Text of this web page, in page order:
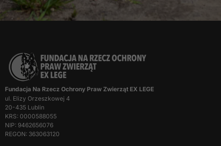
Fundacja Na Rzecz Ochrony Praw Zwierząt EX LEGE
ul. Elizy Orzeszkowej 4
20-435 Lublin
KRS: 0000588055
NIP: 9462656076
REGON: 363063120